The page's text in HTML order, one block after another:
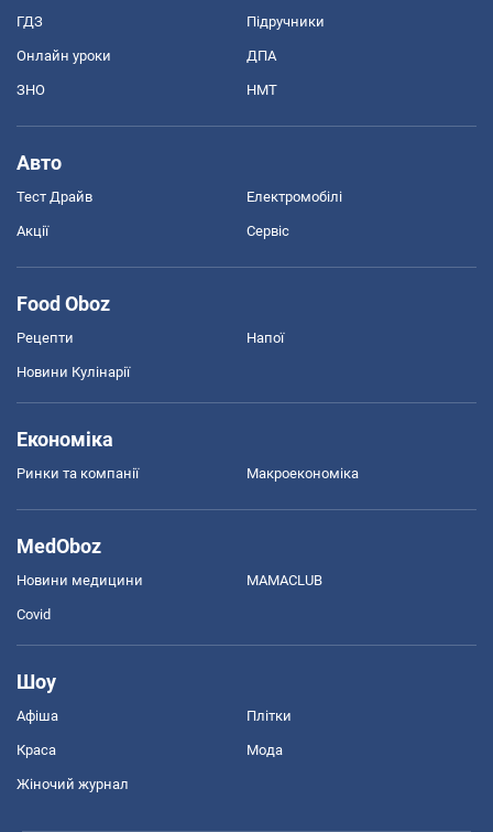
ГДЗ Підручники
Онлайн уроки ДПА
ЗНО НМТ
Авто
Тест Драйв Електромобілі
Акції Сервіс
Food Oboz
Рецепти Напої
Новини Кулінарії
Економіка
Ринки та компанії Макроекономіка
MedOboz
Новини медицини MAMACLUB
Covid
Шоу
Афіша Плітки
Краса Мода
Жіночий журнал